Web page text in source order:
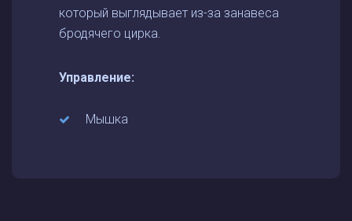
который выглядывает из-за занавеса
бродячего цирка.
Управление:
Мышка